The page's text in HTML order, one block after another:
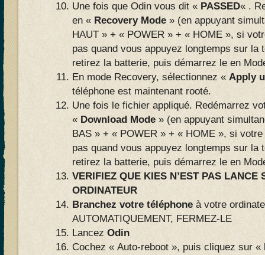
Une fois que Odin vous dit « PASSED« .
en « Recovery Mode » (en appuyant
HAUT » + « POWER » + « HOME », si
pas quand vous appuyez longtemps sur la
retirez la batterie, puis démarrez le en
En mode Recovery, sélectionnez « Apply
téléphone est maintenant rooté.
Une fois le fichier appliqué. Redémarrez
« Download Mode » (en appuyant
BAS » + « POWER » + « HOME », si
pas quand vous appuyez longtemps sur la
retirez la batterie, puis démarrez le en
VERIFIEZ QUE KIES N’EST PAS LANCE
ORDINATEUR
Branchez votre téléphone à votre
AUTOMATIQUEMENT, FERMEZ-LE
Lancez Odin
Cochez « Auto-reboot », puis cliquez sur «